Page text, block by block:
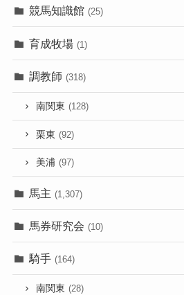
競馬知識館 (25)
育成牧場 (1)
調教師 (318)
南関東 (128)
栗東 (92)
美浦 (97)
馬主 (1,307)
馬券研究会 (10)
騎手 (164)
南関東 (28)